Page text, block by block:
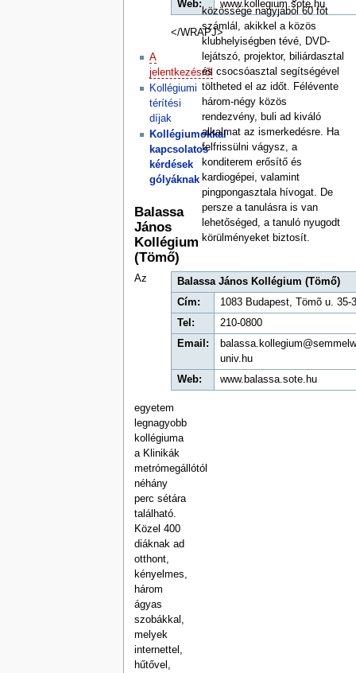
Web:
www.kollegium.sote.hu
</WRAPJ>
A
jelentkezésről
Kollégiumi
térítési
díjak
Kollégiumokkal
kapcsolatos
kérdések
gólyáknak
Balassa
János
Kollégium
(Tömő)
Balassa János Kollégium (Tömő)
Cím:
1083 Budapest, Tömõ u. 35-
Tel:
210-0800
Email:
univ.hu
Web:
www.balassa.sote.hu
Az
egyetem
legnagyobb
kollégiuma
a Klinikák
metrómegállótól
néhány
perc sétára
található.
Közel 400
diáknak ad
otthont,
kényelmes,
három
ágyas
szobákkal,
melyek
internettel,
hűtővel,
közössége nagyjából 60 főt
számlál, akikkel a közös
klubhelyiségben tévé, DVD-
lejátszó, projektor, biliárdasztal
és csocsóasztal segítségével
töltheted el az időt. Félévente
három-négy közös
rendezvény, buli ad kiváló
alkalmat az ismerkedésre. Ha
felfrissülni vágysz, a
konditerem erősítő és
kardiogépei, valamint
pingpongasztala hívogat. De
persze a tanulásra is van
lehetőséged, a tanuló nyugodt
körülményeket biztosít.